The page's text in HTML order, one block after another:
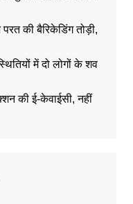
की बैरिकेडिंग तोड़ी,
में दो लोगों के शव
की ई-केवाईसी, नहीं